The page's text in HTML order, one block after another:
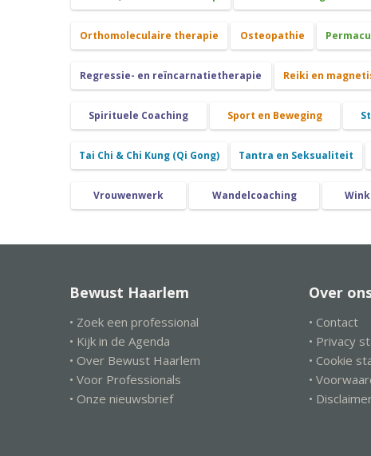
Orthomoleculaire therapie Osteopathie
Regressie- en reïncarnatietherapie Reiki en
Spirituele Coaching Sport en Beweging
Tai Chi & Chi Kung (Qi Gong) Tantra en Seksualiteit
Vrouwenwerk Wandelcoaching
Bewust Haarlem
• Zoek een professional
• Kijk in de Agenda
• Over Bewust Haarlem
• Voor Professionals
• Onze nieuwsbrief
Over
• Contact
• Privacy
• Cookie
•
•